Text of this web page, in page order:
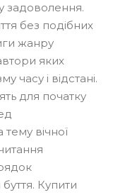
задоволення.
без подібних
жанру
яких
часу і відстані.
для початку
вічної
Купити